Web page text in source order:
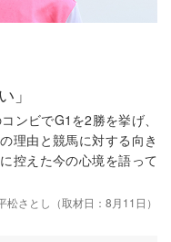
」
ンビでG1を2勝を挙げ、
理由と競馬に対する向き
控えた今の心境を語って
松さとし（取材日：8月11日）